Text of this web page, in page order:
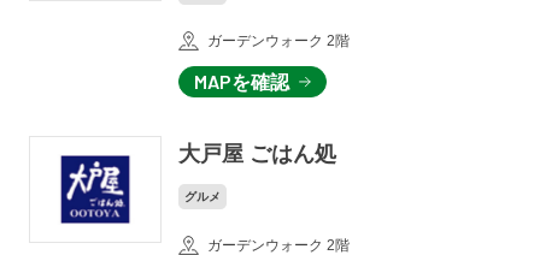
ガーデンウォーク 2階
MAPを確認
大戸屋 ごはん処
グルメ
ガーデンウォーク 2階